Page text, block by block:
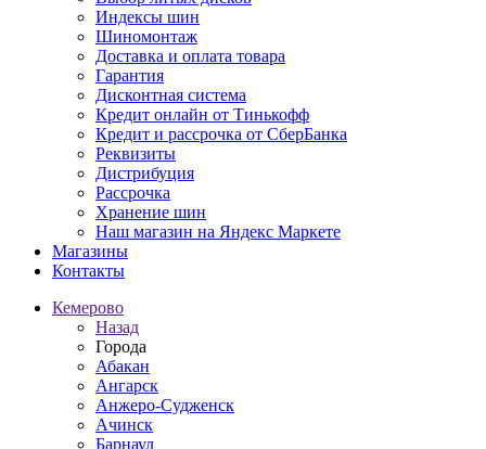
Индексы шин
Шиномонтаж
Доставка и оплата товара
Гарантия
Дисконтная система
Кредит онлайн от Тинькофф
Кредит и рассрочка от СберБанка
Реквизиты
Дистрибуция
Рассрочка
Хранение шин
Наш магазин на Яндекс Маркете
Магазины
Контакты
Кемерово
Назад
Города
Абакан
Ангарск
Анжеро-Судженск
Ачинск
Барнаул